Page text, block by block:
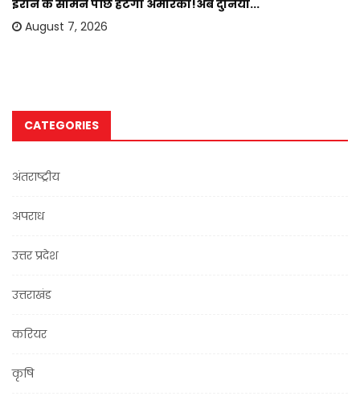
ईरान के सामने पीछे हटेगा अमेरिका!अब दुनिया...
August 7, 2026
CATEGORIES
अंतराष्ट्रीय
अपराध
उत्तर प्रदेश
उत्तराखंड
करियर
कृषि